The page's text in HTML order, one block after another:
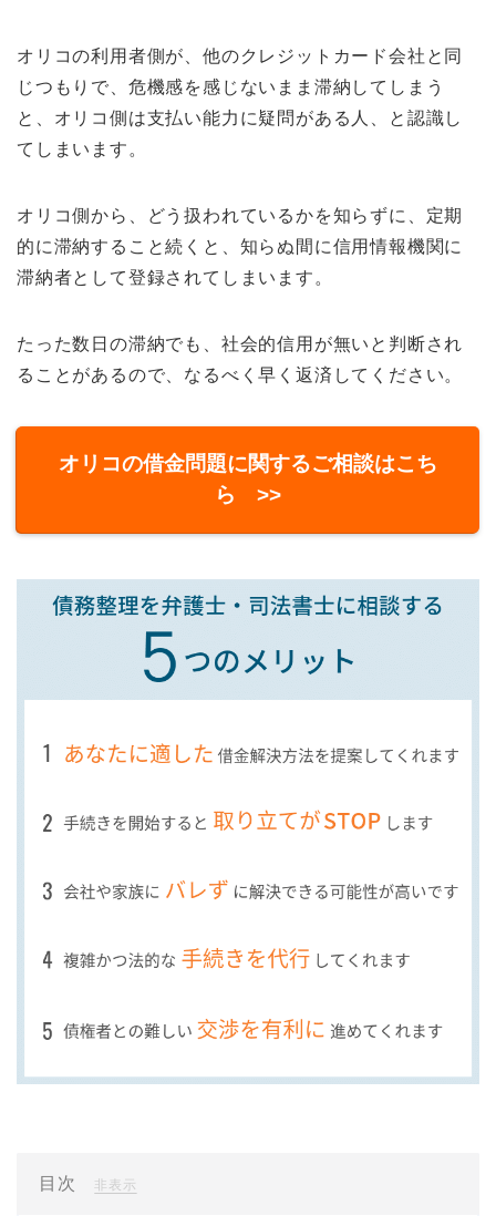
オリコの利用者側が、他のクレジットカード会社と同
じつもりで、危機感を感じないまま滞納してしまう
と、オリコ側は支払い能力に疑問がある人、と認識し
てしまいます。
オリコ側から、どう扱われているかを知らずに、定期
的に滞納すること続くと、知らぬ間に信用情報機関に
滞納者として登録されてしまいます。
たった数日の滞納でも、社会的信用が無いと判断され
ることがあるので、なるべく早く返済してください。
オリコの借金問題に関するご相談はこち
ら >>
目次 非表示